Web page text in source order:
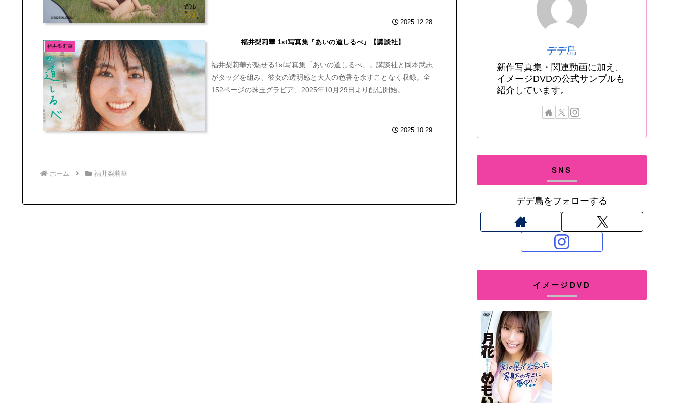
2025.12.28
福井梨莉華
福井梨莉華 1st写真集『あいの道しるべ』【講談社】
福井梨莉華が魅せる1st写真集「あいの道しるべ」。講談社と岡本武志
がタッグを組み、彼女の透明感と大人の色香を余すことなく収録。全
152ページの珠玉グラビア、2025年10月29日より配信開始。
2025.10.29
ホーム 福井梨莉華
デデ島
新作写真集・関連動画に加え、
イメージDVDの公式サンプルも
紹介しています。
SNS
デデ島をフォローする
イメージDVD